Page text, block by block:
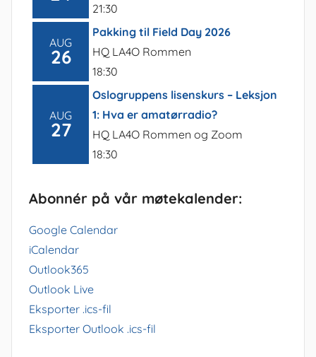
21:30
AUG
26
Pakking til Field Day 2026
HQ LA4O Rommen
18:30
AUG
27
Oslogruppens lisenskurs – Leksjon
1: Hva er amatørradio?
HQ LA4O Rommen og Zoom
18:30
Abonnér på vår møtekalender:
Google Calendar
iCalendar
Outlook365
Outlook Live
Eksporter .ics-fil
Eksporter Outlook .ics-fil